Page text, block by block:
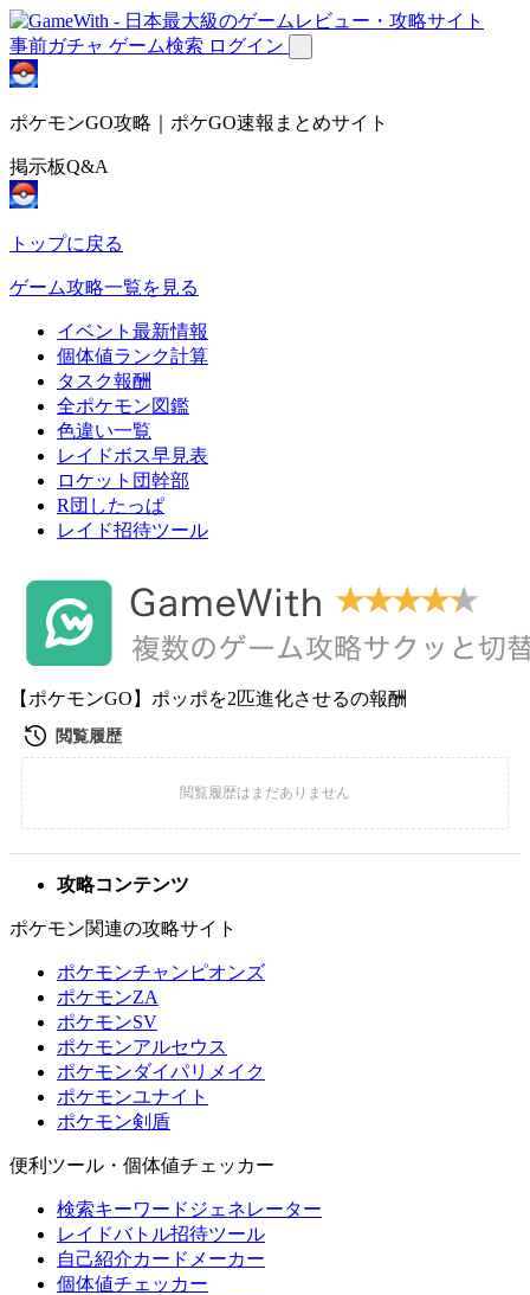
事前ガチャ ゲーム検索 ログイン
ポケモンGO攻略｜ポケGO速報まとめサイト
掲示板Q&A
トップに戻る
ゲーム攻略一覧を見る
イベント最新情報
個体値ランク計算
タスク報酬
全ポケモン図鑑
色違い一覧
レイドボス早見表
ロケット団幹部
R団したっぱ
レイド招待ツール
【ポケモンGO】ポッポを2匹進化させるの報酬
攻略コンテンツ
ポケモン関連の攻略サイト
ポケモンチャンピオンズ
ポケモンZA
ポケモンSV
ポケモンアルセウス
ポケモンダイパリメイク
ポケモンユナイト
ポケモン剣盾
便利ツール・個体値チェッカー
検索キーワードジェネレーター
レイドバトル招待ツール
自己紹介カードメーカー
個体値チェッカー